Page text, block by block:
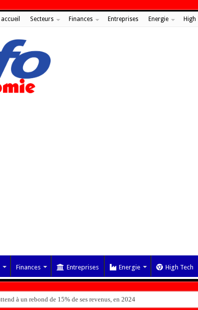
accueil Secteurs Finances Entreprises Energie High
Finances Entreprises Energie High Tech
à un rebond de 15% de ses revenus, en 2024